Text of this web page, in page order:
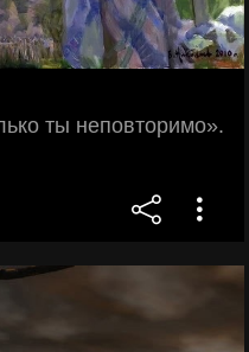
ты неповторимо».